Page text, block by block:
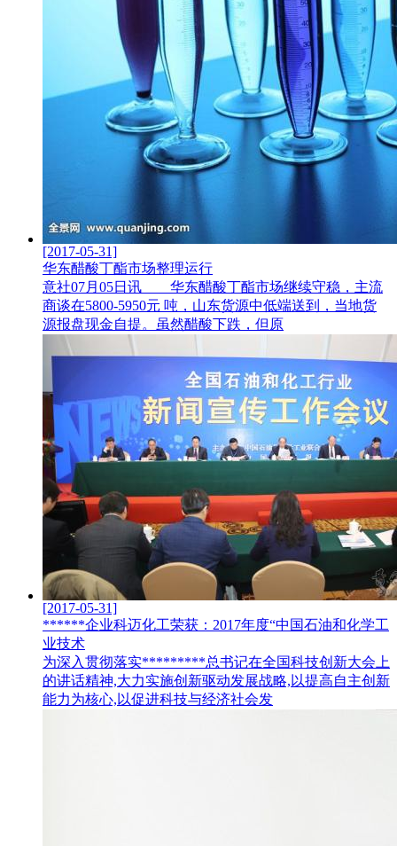
[2017-05-31]
华东醋酸丁酯市场整理运行
意社07月05日讯 华东醋酸丁酯市场继续守稳，主流
商谈在5800-5950元 吨，山东货源中低端送到，当地货
源报盘现金自提。虽然醋酸下跌，但原
[2017-05-31]
******企业科迈化工荣获：2017年度“中国石油和化学工
业技术
为深入贯彻落实*********总书记在全国科技创新大会上
的讲话精神,大力实施创新驱动发展战略,以提高自主创新
能力为核心,以促进科技与经济社会发